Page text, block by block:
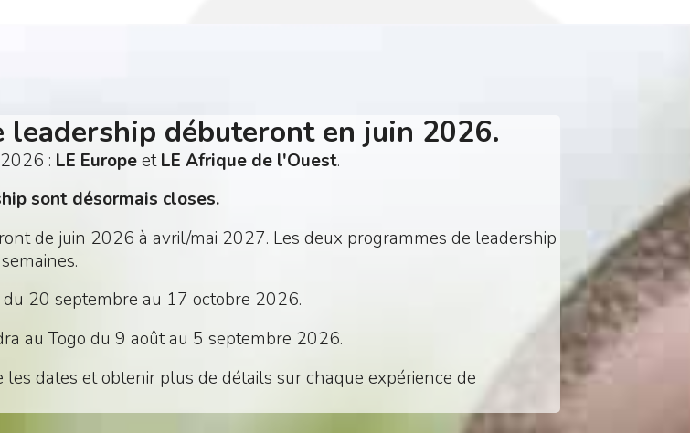
leadership débuteront en juin 2026.
: LE EuropeetLE Afrique de l'Ouest.
sont désormais closes.
de juin 2026 à avril/mai 2027. Les deux programmes de leadership
20 septembre au 17 octobre 2026.
au Togo du 9 août au 5 septembre 2026.
dates et obtenir plus de détails sur chaque expérience de